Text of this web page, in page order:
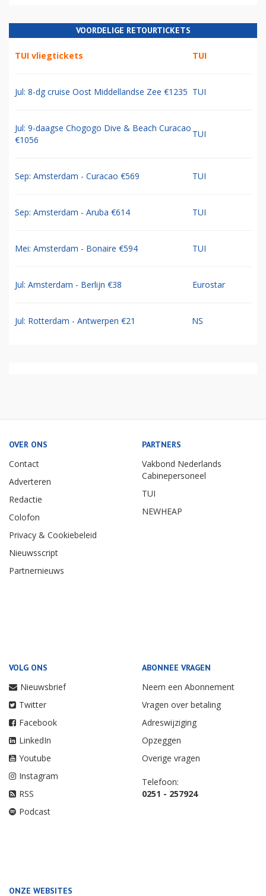
VOORDELIGE RETOURTICKETS
TUI vliegtickets TUI
Jul: 8-dg cruise Oost Middellandse Zee €1235 TUI
Jul: 9-daagse Chogogo Dive & Beach Curacao
€1056
TUI
Sep: Amsterdam - Curacao €569 TUI
Sep: Amsterdam - Aruba €614 TUI
Mei: Amsterdam - Bonaire €594 TUI
Jul: Amsterdam - Berlijn €38 Eurostar
Jul: Rotterdam - Antwerpen €21 NS
OVER ONS
Contact
Adverteren
Redactie
Colofon
Privacy & Cookiebeleid
Nieuwsscript
Partnernieuws
PARTNERS
Vakbond Nederlands
Cabinepersoneel
TUI
NEWHEAP
VOLG ONS
Nieuwsbrief
Twitter
Facebook
LinkedIn
Youtube
Instagram
RSS
Podcast
ABONNEE VRAGEN
Neem een Abonnement
Vragen over betaling
Adreswijziging
Opzeggen
Overige vragen
Telefoon:
0251 - 257924
ONZE WEBSITES